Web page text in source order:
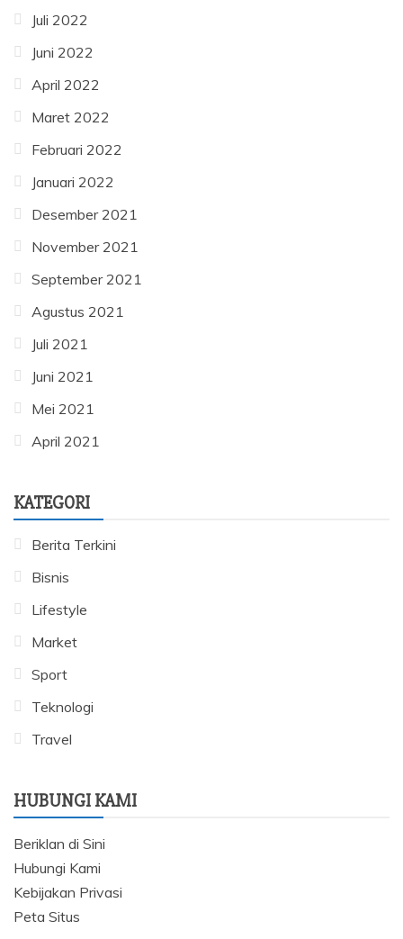
Juli 2022
Juni 2022
April 2022
Maret 2022
Februari 2022
Januari 2022
Desember 2021
November 2021
September 2021
Agustus 2021
Juli 2021
Juni 2021
Mei 2021
April 2021
KATEGORI
Berita Terkini
Bisnis
Lifestyle
Market
Sport
Teknologi
Travel
HUBUNGI KAMI
Beriklan di Sini
Hubungi Kami
Kebijakan Privasi
Peta Situs